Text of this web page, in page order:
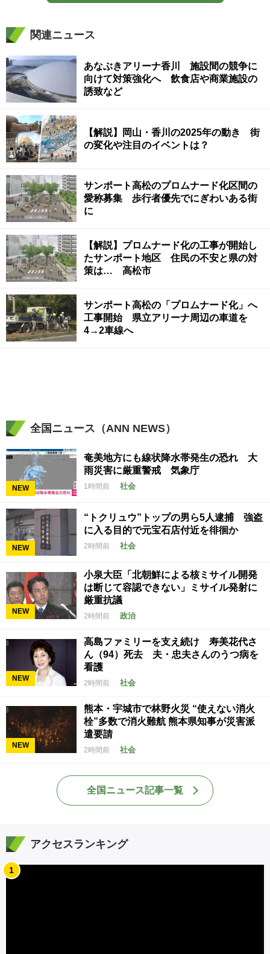
関連ニュース
あなぶきアリーナ香川 施設間の競争に
向けて対策強化へ 飲食店や商業施設の
誘致など
【解説】岡山・香川の2025年の動き 街
の変化や注目のイベントは？
サンポート高松のプロムナード化区間の
愛称募集 歩行者優先でにぎわいある街
に
【解説】プロムナード化の工事が開始し
たサンポート地区 住民の不安と県の対
策は… 高松市
サンポート高松の「プロムナード化」へ
工事開始 県立アリーナ周辺の車道を
4→2車線へ
全国ニュース（ANN NEWS）
NEW
奄美地方にも線状降水帯発生の恐れ 大
雨災害に厳重警戒 気象庁
1時間前 社会
NEW
“トクリュウ”トップの男ら5人逮捕 強盗
に入る目的で元宝石店付近を徘徊か
2時間前 社会
NEW
小泉大臣「北朝鮮による核ミサイル開発
は断じて容認できない」ミサイル発射に
厳重抗議
2時間前 政治
NEW
高島ファミリーを支え続け 寿美花代さ
ん（94）死去 夫・忠夫さんのうつ病を
看護
2時間前 社会
NEW
熊本・宇城市で林野火災 “使えない消火
栓”多数で消火難航 熊本県知事が災害派
遣要請
2時間前 社会
全国ニュース記事一覧
アクセスランキング
1